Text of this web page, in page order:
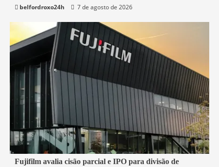
belfordroxo24h
7 de agosto de 2026
2 min read
Fujifilm avalia cisão parcial e IPO para divisão de